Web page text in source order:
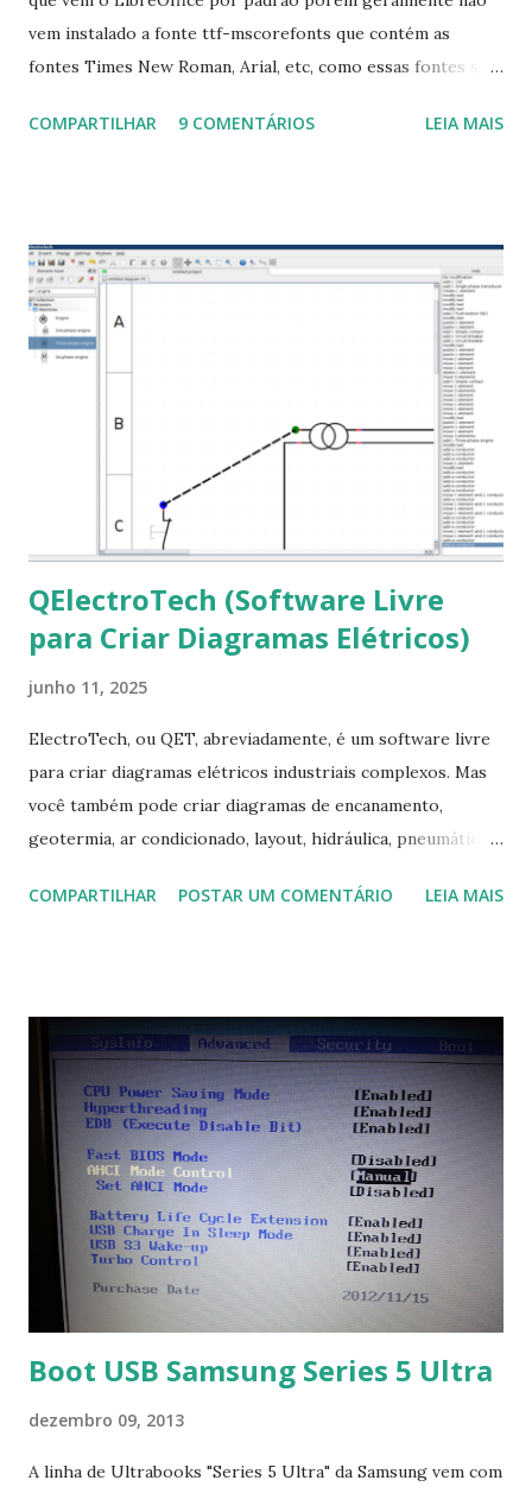
vem instalado a fonte ttf-mscorefonts que contém as
fontes Times New Roman, Arial, etc, como essas fontes são
a Associação Brasileira de Normas Técnicas (ABNT), exige
que contém essas fontes. Ao instalar o GNU/Linux abra o
terminal e execute o comando: $ sudo apt-get install ttf-
mscorefonts-installer Leia os termos de uso e avance
clicando em “Ok” Agora aceite os termos de uso clicando
em “Sim” Pronto agora abra o LibreOffice e veja se as
fontes Times New Roman, Arial estão instaladas. Caso
ocorra algum erro ou precisa reinstalar, execute: $ sudo
apt-get install --reinstall ttf-mscorefonts-installer
COMPARTILHAR 9 COMENTÁRIOS LEIA MAIS
QElectroTech (Software Livre
para Criar Diagramas Elétricos)
junho 11, 2025
ElectroTech, ou QET, abreviadamente, é um software livre
para criar diagramas elétricos industriais complexos. Mas
você também pode criar diagramas de encanamento,
geotermia, ar condicionado, layout, hidráulica, pneumática,
Na última versão 0.100, a coleção contém mais de 8.000
COMPARTILHAR POSTAR UM COMENTÁRIO LEIA MAIS
Boot USB Samsung Series 5 Ultra
dezembro 09, 2013
A linha de Ultrabooks "Series 5 Ultra" da Samsung vem com